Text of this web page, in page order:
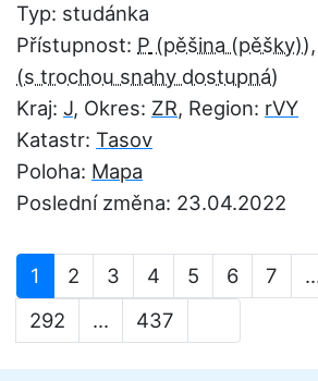
Typ: studánka
Přístupnost: P
Kraj: J, Okres: ZR, Region: rVY
Katastr: Tasov
Poloha: Mapa
Poslední změna: 23.04.2022
1 2 3 4 5 6 7
292
... 437